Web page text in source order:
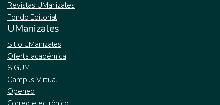
Revistas UManizales
Fondo Editorial
UManizales
Sitio UManizales
Oferta académica
SIGUM
Campus Virtual
Opened